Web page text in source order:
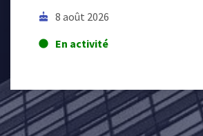
cake 8 août 2026
lens En activité